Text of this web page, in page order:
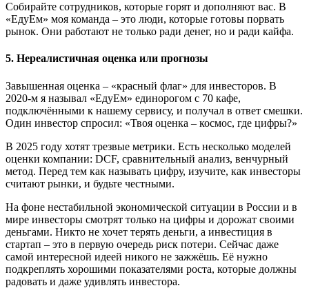
Собирайте сотрудников, которые горят и дополняют вас. В
«ЕдуЕм» моя команда – это люди, которые готовы порвать
рынок. Они работают не только ради денег, но и ради кайфа.
5. Нереалистичная оценка или прогнозы
Завышенная оценка – «красный флаг» для инвесторов. В
2020-м я называл «ЕдуЕм» единорогом с 70 кафе,
подключёнными к нашему сервису, и получал в ответ смешки.
Один инвестор спросил: «Твоя оценка – космос, где цифры?»
В 2025 году хотят трезвые метрики. Есть несколько моделей
оценки компании: DCF, сравнительный анализ, венчурный
метод. Перед тем как называть цифру, изучите, как инвесторы
считают рынки, и будьте честными.
На фоне нестабильной экономической ситуации в России и в
мире инвесторы смотрят только на цифры и дорожат своими
деньгами. Никто не хочет терять деньги, а инвестиция в
стартап – это в первую очередь риск потери. Сейчас даже
самой интересной идеей никого не зажжёшь. Её нужно
подкреплять хорошими показателями роста, которые должны
радовать и даже удивлять инвестора.